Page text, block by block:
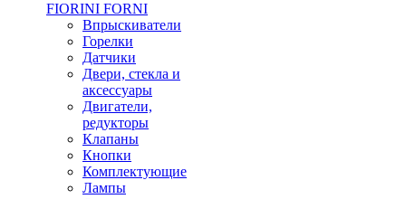
FIORINI FORNI
Впрыскиватели
Горелки
Датчики
Двери, стекла и
аксессуары
Двигатели,
редукторы
Клапаны
Кнопки
Комплектующие
Лампы